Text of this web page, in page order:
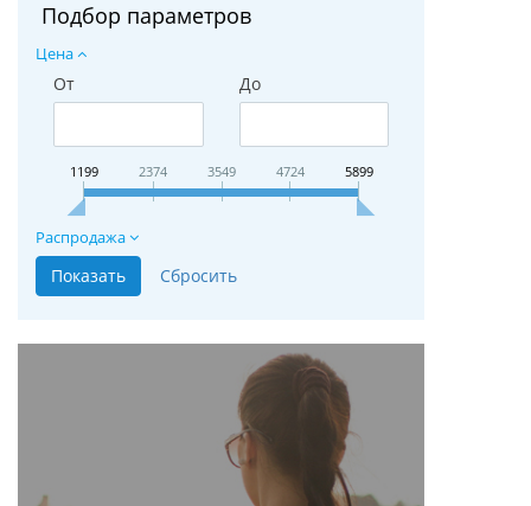
Подбор параметров
Цена
От До
1199 2374 3549 4724 5899
Распродажа